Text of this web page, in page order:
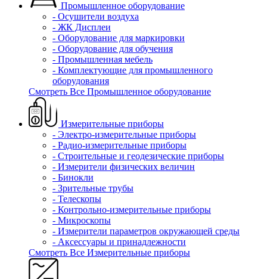
Промышленное оборудование
- Осушители воздуха
- ЖК Дисплеи
- Оборудование для маркировки
- Оборудование для обучения
- Промышленная мебель
- Комплектующие для промышленного
оборудования
Смотреть Все Промышленное оборудование
Измерительные приборы
- Электро-измерительные приборы
- Радио-измерительные приборы
- Строительные и геодезические приборы
- Измерители физических величин
- Бинокли
- Зрительные трубы
- Телескопы
- Контрольно-измерительные приборы
- Микроскопы
- Измерители параметров окружающей среды
- Аксессуары и принадлежности
Смотреть Все Измерительные приборы